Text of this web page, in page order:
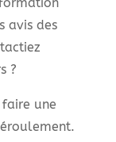
avis des
?
une